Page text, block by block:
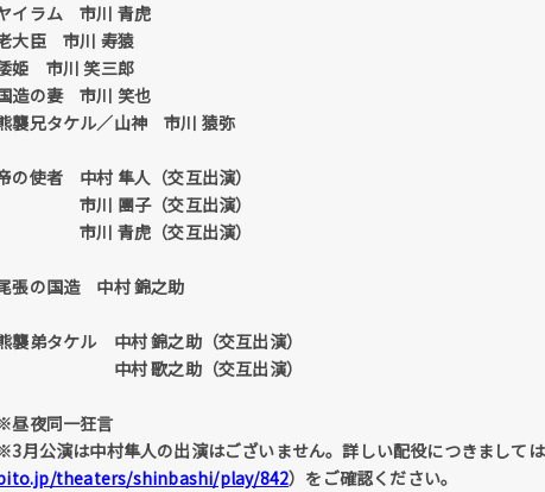
イラム 市川 青虎
大臣 市川 寿猿
姫 市川 笑三郎
造の妻 市川 笑也
襲兄タケル／山神 市川 猿弥
の使者 中村 隼人（交互出演）
川 團子（交互出演）
川 青虎（交互出演）
張の国造 中村 錦之助
襲弟タケル 中村 錦之助（交互出演）
村 歌之助（交互出演）
昼夜同一狂言
月公演は中村隼人の出演はございません。詳しい配役につきまして
theaters/shinbashi/play/842）をご確認ください。